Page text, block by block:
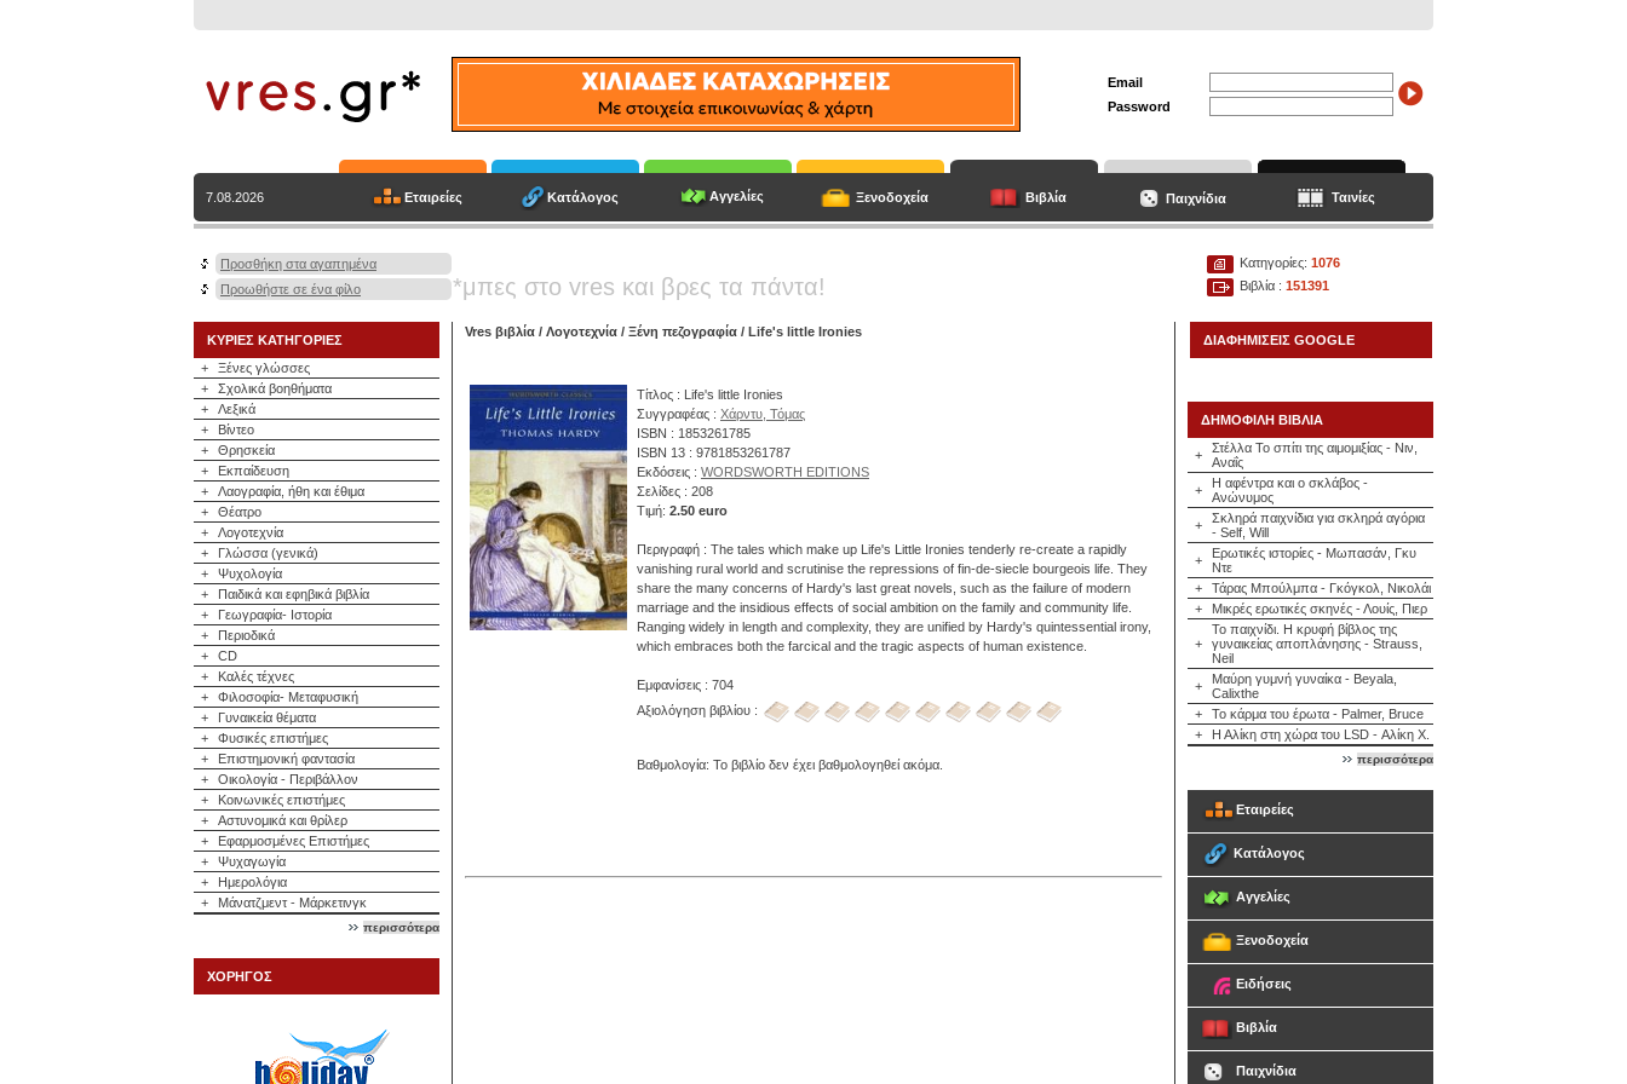
Email
Password
7.08.2026 Εταιρείες Κατάλογος Αγγελίες Ξενοδοχεία Βιβλία Παιχνίδια Ταινίες
Προσθήκη στα αγαπημένα
Προωθήστε σε ένα φίλο
*μπες στο vres και βρες τα πάντα!
Κατηγορίες: 1076
Βιβλία : 151391
ΚΥΡΙΕΣ ΚΑΤΗΓΟΡΙΕΣ
+
Ξένες γλώσσες
+
Σχολικά βοηθήματα
+
Λεξικά
+
Βίντεο
+
Θρησκεία
+
Εκπαίδευση
+
Λαογραφία, ήθη και έθιμα
+
Θέατρο
+
Λογοτεχνία
+
Γλώσσα (γενικά)
+
Ψυχολογία
+
Παιδικά και εφηβικά βιβλία
+
Γεωγραφία- Ιστορία
+
Περιοδικά
+
CD
+
Καλές τέχνες
+
Φιλοσοφία- Μεταφυσική
+
Γυναικεία θέματα
+
Φυσικές επιστήμες
+
Επιστημονική φαντασία
+
Οικολογία - Περιβάλλον
+
Κοινωνικές επιστήμες
+
Αστυνομικά και θρίλερ
+
Εφαρμοσμένες Επιστήμες
+
Ψυχαγωγία
+
Ημερολόγια
+
Μάνατζμεντ - Μάρκετινγκ
περισσότερα
ΧΟΡΗΓΟΣ
Vres βιβλία / Λογοτεχνία / Ξένη πεζογραφία / Life's little Ironies
Τίτλος : Life's little Ironies
Συγγραφέας : Χάρντυ, Τόμας
ISBN : 1853261785
ISBN 13 : 9781853261787
Εκδόσεις : WORDSWORTH EDITIONS
Σελίδες : 208
Τιμή: 2.50 euro
Περιγραφή : The tales which make up Life's Little Ironies tenderly re-create a rapidly
vanishing rural world and scrutinise the repressions of fin-de-siecle bourgeois life. They
share the many concerns of Hardy's last great novels, such as the failure of modern
marriage and the insidious effects of social ambition on the family and community life.
Ranging widely in length and complexity, they are unified by Hardy's quintessential irony,
which embraces both the farcical and the tragic aspects of human existence.
Εμφανίσεις : 704
Αξιολόγηση βιβλίου :
Βαθμολογία: Το βιβλίο δεν έχει βαθμολογηθεί ακόμα.
ΔΙΑΦΗΜΙΣΕΙΣ GOOGLE
ΔΗΜΟΦΙΛΗ ΒΙΒΛΙΑ
+
Στέλλα Το σπίτι της αιμομιξίας - Νιν,
Αναΐς
+
Η αφέντρα και ο σκλάβος -
Ανώνυμος
+
Σκληρά παιχνίδια για σκληρά αγόρια
- Self, Will
+
Ερωτικές ιστορίες - Μωπασάν, Γκυ
Ντε
+
Τάρας Μπούλμπα - Γκόγκολ, Νικολάι
+
Μικρές ερωτικές σκηνές - Λουίς, Πιερ
+
Το παιχνίδι. Η κρυφή βίβλος της
γυναικείας αποπλάνησης - Strauss,
Neil
+
Μαύρη γυμνή γυναίκα - Beyala,
Calixthe
+
Το κάρμα του έρωτα - Palmer, Bruce
+
Η Αλίκη στη χώρα του LSD - Αλίκη Χ.
περισσότερα
Εταιρείες
Κατάλογος
Αγγελίες
Ξενοδοχεία
Ειδήσεις
Βιβλία
Παιχνίδια